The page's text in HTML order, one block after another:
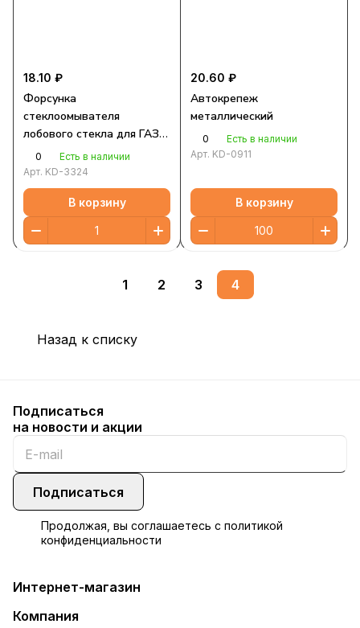
18.10 ₽
Форсунка
стеклоомывателя
лобового стекла для ГАЗ
(Волга)
0
Есть в наличии
Арт. KD-3324
В корзину
20.60 ₽
Автокрепеж
металлический
0
Есть в наличии
Арт. KD-0911
В корзину
1 2 3 4
Назад к списку
Подписаться
на новости и акции
Подписаться
Продолжая, вы соглашаетесь с политикой
конфиденциальности
Интернет-магазин
Компания